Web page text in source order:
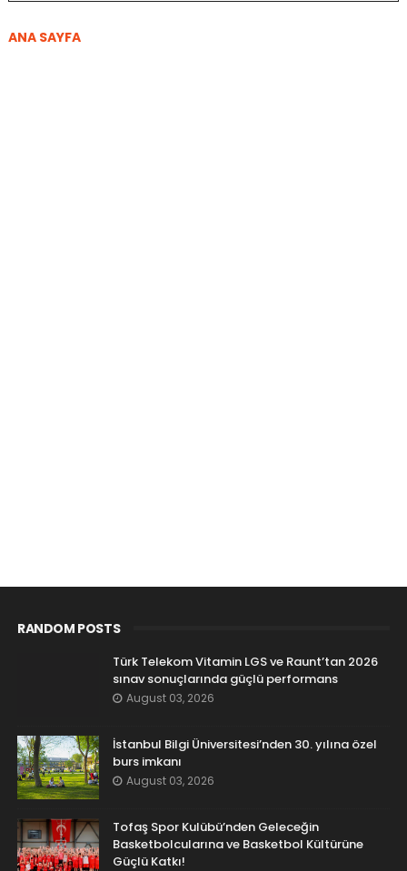
ANA SAYFA
RANDOM POSTS
Türk Telekom Vitamin LGS ve Raunt’tan 2026
sınav sonuçlarında güçlü performans
August 03, 2026
İstanbul Bilgi Üniversitesi’nden 30. yılına özel
burs imkanı
August 03, 2026
Tofaş Spor Kulübü’nden Geleceğin
Basketbolcularına ve Basketbol Kültürüne
Güçlü Katkı!